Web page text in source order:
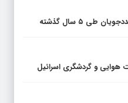
هوایی و گردشگری اسرائیل